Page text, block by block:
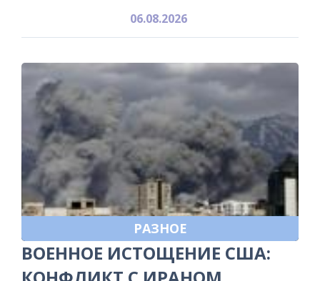
06.08.2026
РАЗНОЕ
ВОЕННОЕ ИСТОЩЕНИЕ США: